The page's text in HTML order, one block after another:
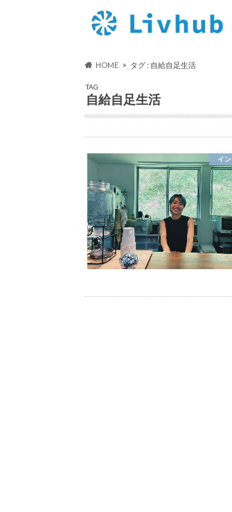
HOME タグ : 自給自足生活
TAG
自給自足生活
イ